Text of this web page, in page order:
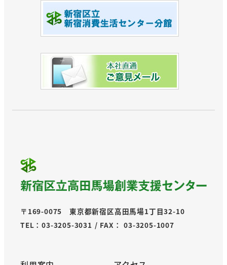
〒169-0075 東京都新宿区高田馬場1丁目32-10
TEL：03-3205-3031 / FAX： 03-3205-1007